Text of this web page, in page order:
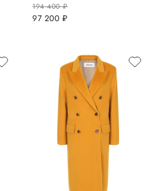
194 400руб.
97 200 руб.